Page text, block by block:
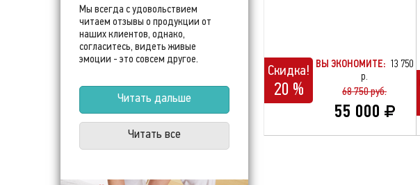
Мы всегда с удовольствием
читаем отзывы о продукции от
наших клиентов, однако,
согласитесь, видеть живые
эмоции - это совсем другое.
Читать дальше
Читать все
Скидка!
20 %
ВЫ ЭКОНОМИТЕ: 13 750
р.
68 750 руб.
55 000